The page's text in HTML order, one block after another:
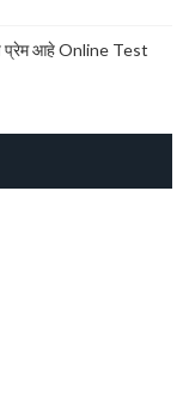
प्रेम आहे Online Test